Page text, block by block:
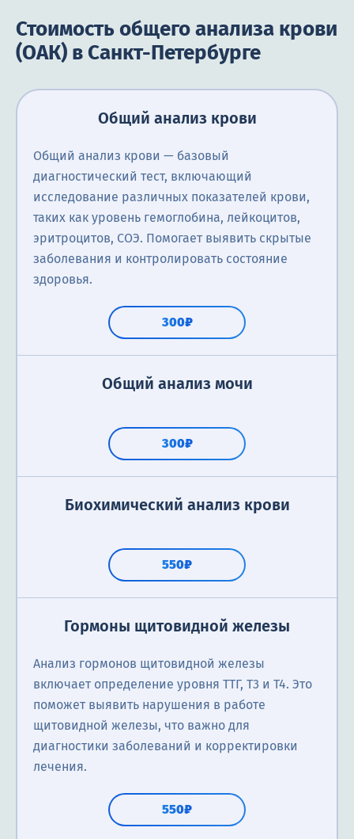
Стоимость общего анализа крови
(ОАК) в Санкт-Петербурге
Общий анализ крови
Общий анализ крови — базовый
диагностический тест, включающий
исследование различных показателей крови,
таких как уровень гемоглобина, лейкоцитов,
эритроцитов, СОЭ. Помогает выявить скрытые
заболевания и контролировать состояние
здоровья.
300₽
Общий анализ мочи
300₽
Биохимический анализ крови
550₽
Гормоны щитовидной железы
Анализ гормонов щитовидной железы
включает определение уровня ТТГ, Т3 и Т4. Это
поможет выявить нарушения в работе
щитовидной железы, что важно для
диагностики заболеваний и корректировки
лечения.
550₽